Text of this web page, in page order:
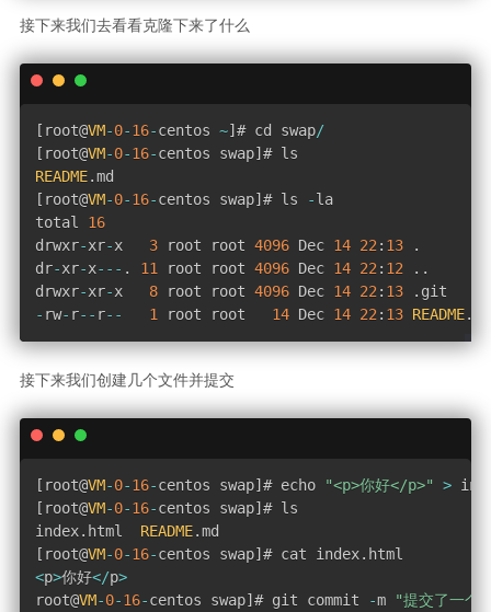
接下来我们去看看克隆下来了什么
[ root@VM-0-16-centos ~]# cd swap/
[ root@VM-0-16-centos swap]
README.
[ root@VM-0-16-centos swap]# ls -la
total 16
drwxr-xr-x 3 root root 4096 Dec 14 22 : 13
.
dr-xr-x-- - . 11 root root 4096 Dec 14 22 : 12 . .
drwxr-xr-x 8 root root 4096 Dec 14 22 : 13 .
- rw- r-- r-- 1 root root 14 Dec 14 22 : 13 README.
接下来我们创建几个文件并提交
[ root@VM-0-16-centos swap]# echo "<p>你好</p>" >
[ root@VM-0-16-centos swap]# ls
index. html README.
[ root@VM-0-16-centos swap]# cat index.
<p>你好</p>
root@VM-0-16-centos swap]# git commit -m
"提交了一